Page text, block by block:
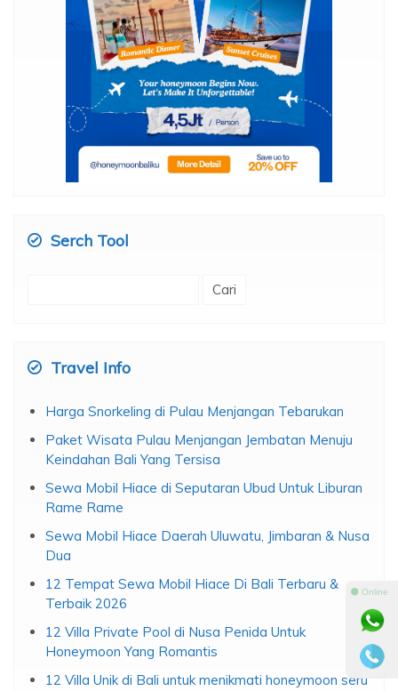
Serch Tool
Travel Info
Harga Snorkeling di Pulau Menjangan Tebarukan
Paket Wisata Pulau Menjangan Jembatan Menuju
Keindahan Bali Yang Tersisa
Sewa Mobil Hiace di Seputaran Ubud Untuk Liburan
Rame Rame
Sewa Mobil Hiace Daerah Uluwatu, Jimbaran & Nusa
Dua
12 Tempat Sewa Mobil Hiace Di Bali Terbaru &
Terbaik 2026
12 Villa Private Pool di Nusa Penida Untuk
Honeymoon Yang Romantis
12 Villa Unik di Bali untuk menikmati honeymoon seru
⚫ Online